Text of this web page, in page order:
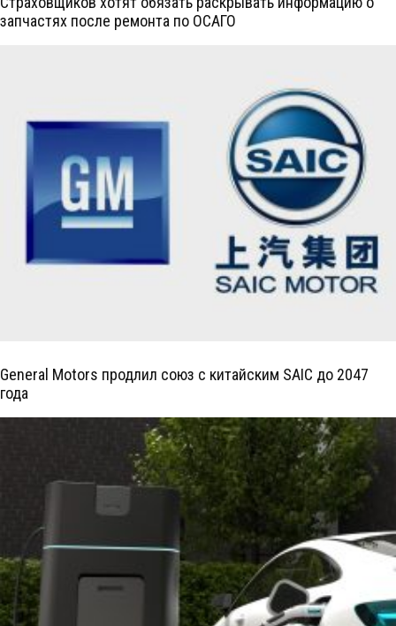
запчастях после ремонта по ОСАГО
General Motors продлил союз с китайским SAIC до 2047
года